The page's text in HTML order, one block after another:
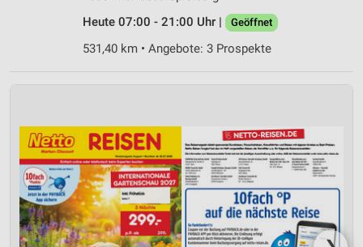
Heute 07:00 - 21:00 Uhr |
Geöffnet
531,40 km • Angebote: 3 Prospekte